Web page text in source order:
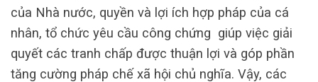
của Nhà nước, quyền và lợi ích hợp pháp của cá
nhân, tổ chức yêu cầu công chứng giúp việc giải
quyết các tranh chấp được thuận lợi và góp phần
tăng cường pháp chế xã hội chủ nghĩa. Vậy, các